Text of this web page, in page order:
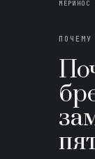
МЕРИНОС
ПОЧЕМУ